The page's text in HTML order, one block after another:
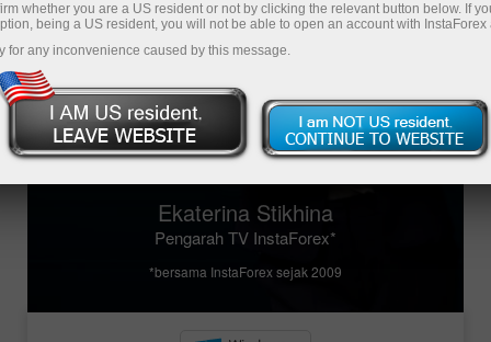
masa tidak lebih daripada beberapa minit.
Sebaik sahaja akaun demo anda tersedia,
anda boleh mula berdagang lebih 300
sebut harga pasaran dalam talian.
Akaun demo ialah langkah pertama anda ke
arah perdagangan yang berjaya di Forex!
Ekaterina Stikhina
Pengarah TV InstaForex*
*bersama InstaForex sejak 2009
whether you are a US resident or not by clicking the relevant button below. If
being a US resident, you will not be able to open an account with InstaForex
for any inconvenience caused by this message.